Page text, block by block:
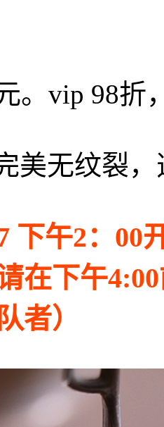
。vip 98折
美无纹裂
下午2：
在下午
者）